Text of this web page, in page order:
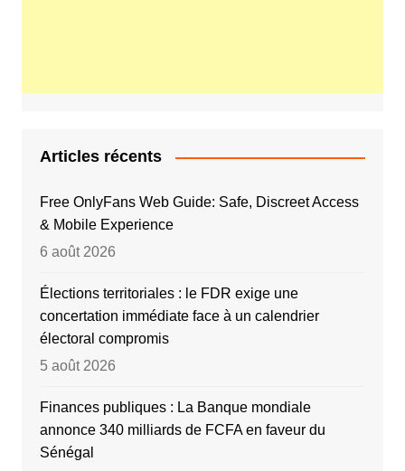
Articles récents
Free OnlyFans Web Guide: Safe, Discreet Access
& Mobile Experience
6 août 2026
Élections territoriales : le FDR exige une
concertation immédiate face à un calendrier
électoral compromis
5 août 2026
Finances publiques : La Banque mondiale
annonce 340 milliards de FCFA en faveur du
Sénégal